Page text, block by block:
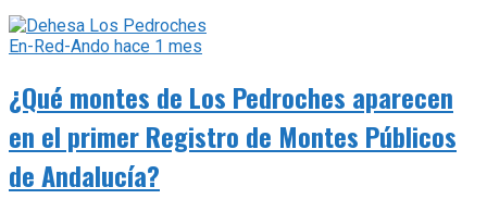
En-Red-Ando hace 1 mes
¿Qué montes de Los Pedroches aparecen
en el primer Registro de Montes Públicos
de Andalucía?